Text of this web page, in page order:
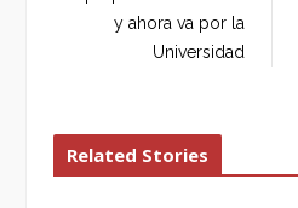
y ahora va por la
Universidad
Related Stories